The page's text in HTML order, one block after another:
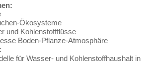
Ökosysteme
und Kohlenstoffflüsse
Boden-Pflanze-Atmosphäre
für Wasser- und Kohlenstoffhaushalt in